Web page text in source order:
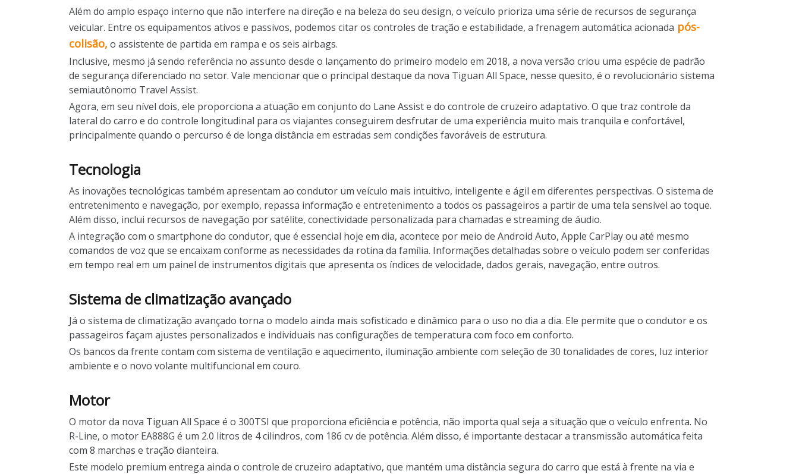
Além do amplo espaço interno que não interfere na direção e na beleza do seu design, o veículo prioriza uma série de recursos de segurança
veicular. Entre os equipamentos ativos e passivos, podemos citar os controles de tração e estabilidade, a frenagem automática acionada pós-
colisão, o assistente de partida em rampa e os seis airbags.
Inclusive, mesmo já sendo referência no assunto desde o lançamento do primeiro modelo em 2018, a nova versão criou uma espécie de padrão
de segurança diferenciado no setor. Vale mencionar que o principal destaque da nova Tiguan All Space, nesse quesito, é o revolucionário sistema
semiautônomo Travel Assist.
Agora, em seu nível dois, ele proporciona a atuação em conjunto do Lane Assist e do controle de cruzeiro adaptativo. O que traz controle da
lateral do carro e do controle longitudinal para os viajantes conseguirem desfrutar de uma experiência muito mais tranquila e confortável,
principalmente quando o percurso é de longa distância em estradas sem condições favoráveis de estrutura.
Tecnologia
As inovações tecnológicas também apresentam ao condutor um veículo mais intuitivo, inteligente e ágil em diferentes perspectivas. O sistema de
entretenimento e navegação, por exemplo, repassa informação e entretenimento a todos os passageiros a partir de uma tela sensível ao toque.
Além disso, inclui recursos de navegação por satélite, conectividade personalizada para chamadas e streaming de áudio.
A integração com o smartphone do condutor, que é essencial hoje em dia, acontece por meio de Android Auto, Apple CarPlay ou até mesmo
comandos de voz que se encaixam conforme as necessidades da rotina da família. Informações detalhadas sobre o veículo podem ser conferidas
em tempo real em um painel de instrumentos digitais que apresenta os índices de velocidade, dados gerais, navegação, entre outros.
Sistema de climatização avançado
Já o sistema de climatização avançado torna o modelo ainda mais sofisticado e dinâmico para o uso no dia a dia. Ele permite que o condutor e os
passageiros façam ajustes personalizados e individuais nas configurações de temperatura com foco em conforto.
Os bancos da frente contam com sistema de ventilação e aquecimento, iluminação ambiente com seleção de 30 tonalidades de cores, luz interior
ambiente e o novo volante multifuncional em couro.
Motor
O motor da nova Tiguan All Space é o 300TSI que proporciona eficiência e potência, não importa qual seja a situação que o veículo enfrenta. No
R-Line, o motor EA888G é um 2.0 litros de 4 cilindros, com 186 cv de potência. Além disso, é importante destacar a transmissão automática feita
com 8 marchas e tração dianteira.
Este modelo premium entrega ainda o controle de cruzeiro adaptativo, que mantém uma distância segura do carro que está à frente na via e